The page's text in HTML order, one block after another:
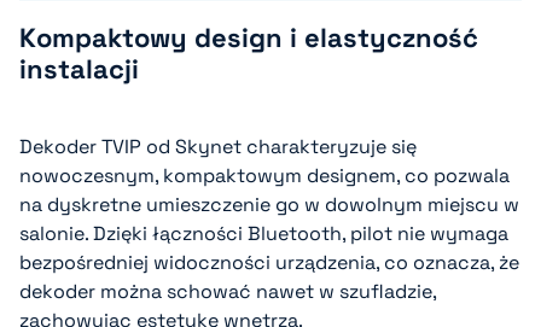
Kompaktowy design i elastyczność
instalacji
Dekoder TVIP od Skynet charakteryzuje się
nowoczesnym, kompaktowym designem, co pozwala
na dyskretne umieszczenie go w dowolnym miejscu w
salonie. Dzięki łączności Bluetooth, pilot nie wymaga
bezpośredniej widoczności urządzenia, co oznacza, że
dekoder można schować nawet w szufladzie,
zachowując estetykę wnętrza.